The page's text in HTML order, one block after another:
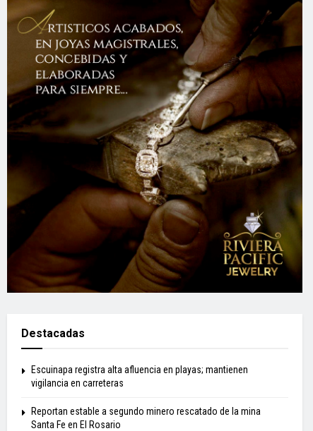
Destacadas
Escuinapa registra alta afluencia en playas; mantienen
vigilancia en carreteras
Reportan estable a segundo minero rescatado de la mina
Santa Fe en El Rosario